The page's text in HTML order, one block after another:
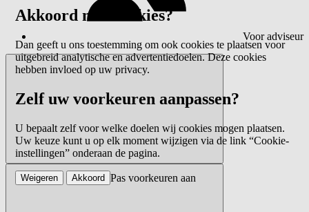
Voor adviseur
Akkoord met cookies?
Dan geeft u ons toestemming om ook cookies te plaatsen voor
uitgebreid analytische en advertentiedoelen. Deze cookies
hebben invloed op uw privacy.
Zelf uw voorkeuren aanpassen?
U bepaalt zelf voor welke doelen wij cookies mogen plaatsen.
Uw keuze kunt u op elk moment wijzigen via de link “Cookie-
instellingen” onderaan de pagina.
Pas voorkeuren aan
Weigeren Akkoord